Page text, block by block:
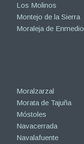
Los Molinos
Montejo de la Sierra
Moraleja de Enmedio
Moralzarzal
Morata de Tajuña
Móstoles
Navacerrada
Navalafuente